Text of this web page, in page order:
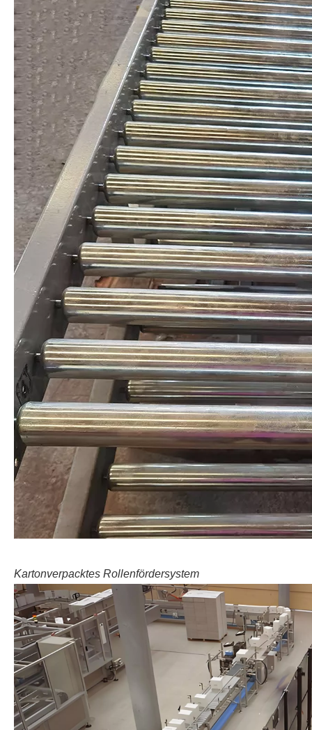
Kartonverpacktes Rollenfördersystem